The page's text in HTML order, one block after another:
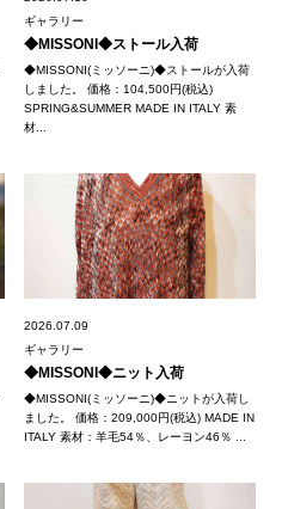
ギャラリー
◆MISSONI◆ストール入荷
◆MISSONI(ミッソーニ)◆ストールが入荷
しました。 価格：104,500円(税込)
SPRING&SUMMER MADE IN ITALY 素
材...
2026.07.09
ギャラリー
◆MISSONI◆ニット入荷
◆MISSONI(ミッソーニ)◆ニットが入荷し
ました。 価格：209,000円(税込) MADE IN
ITALY 素材：羊毛54％、レーヨン46％ ...